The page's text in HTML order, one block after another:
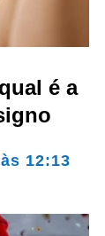
é a
12:13